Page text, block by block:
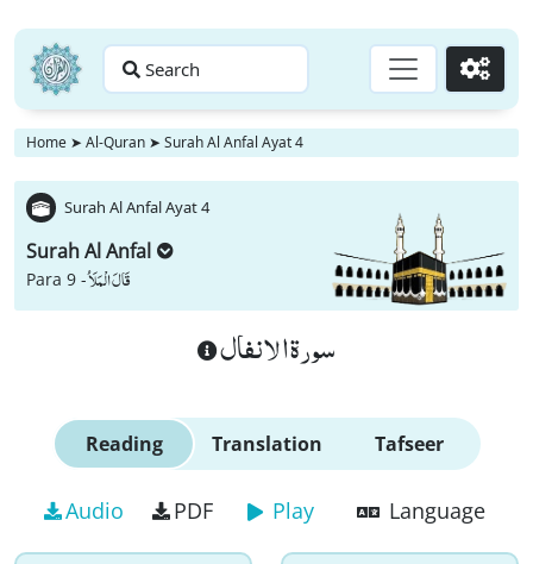
Search Go
Home ➤ Al-Quran ➤ Surah Al Anfal Ayat 4
Surah Al Anfal Ayat 4
Surah Al Anfal
Para 9 -قَالَ الْمَلَاُ
سورة الانفال
Reading Translation Tafseer
Audio PDF Play Language